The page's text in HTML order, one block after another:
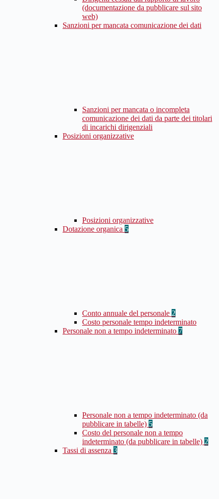
(documentazione da pubblicare sul sito
web)
Sanzioni per mancata comunicazione dei dati
Sanzioni per mancata o incompleta
comunicazione dei dati da parte dei titolari
di incarichi dirigenziali
Posizioni organizzative
Posizioni organizzative
Dotazione organica 5
Conto annuale del personale 2
Costo personale tempo indeterminato
Personale non a tempo indeterminato 7
Personale non a tempo indeterminato (da
pubblicare in tabelle) 5
Costo del personale non a tempo
indeterminato (da pubblicare in tabelle) 2
Tassi di assenza 3